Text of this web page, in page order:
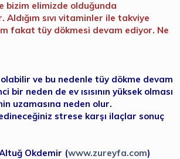
bizim elimizde olduğunda
Aldığım sıvı vitaminler ile takviye
fakat tüy dökmesi devam ediyor. Ne
ve bu nedenle tüy dökme devam
bir neden de ev ısısının yüksek olması
uzamasına neden olur.
strese karşı ilaçlar sonuç
Okdemir (www.zureyfa.com)